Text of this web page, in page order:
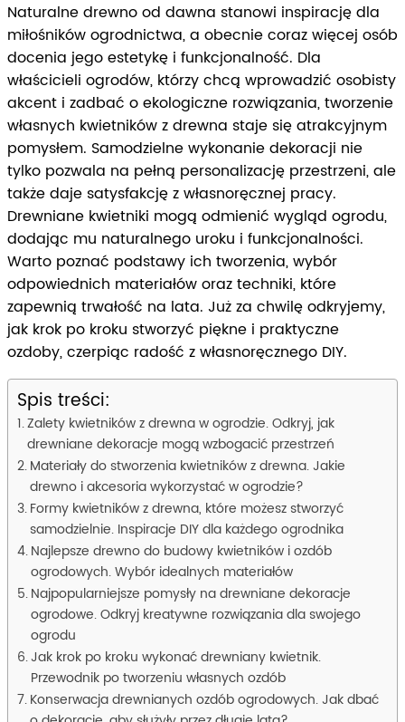
Naturalne drewno od dawna stanowi inspirację dla
miłośników ogrodnictwa, a obecnie coraz więcej osób
docenia jego estetykę i funkcjonalność. Dla
właścicieli ogrodów, którzy chcą wprowadzić osobisty
akcent i zadbać o ekologiczne rozwiązania, tworzenie
własnych kwietników z drewna staje się atrakcyjnym
pomysłem. Samodzielne wykonanie dekoracji nie
tylko pozwala na pełną personalizację przestrzeni, ale
także daje satysfakcję z własnoręcznej pracy.
Drewniane kwietniki mogą odmienić wygląd ogrodu,
dodając mu naturalnego uroku i funkcjonalności.
Warto poznać podstawy ich tworzenia, wybór
odpowiednich materiałów oraz techniki, które
zapewnią trwałość na lata. Już za chwilę odkryjemy,
jak krok po kroku stworzyć piękne i praktyczne
ozdoby, czerpiąc radość z własnoręcznego DIY.
Spis treści:
Zalety kwietników z drewna w ogrodzie. Odkryj, jak
drewniane dekoracje mogą wzbogacić przestrzeń
Materiały do stworzenia kwietników z drewna. Jakie
drewno i akcesoria wykorzystać w ogrodzie?
Formy kwietników z drewna, które możesz stworzyć
samodzielnie. Inspiracje DIY dla każdego ogrodnika
Najlepsze drewno do budowy kwietników i ozdób
ogrodowych. Wybór idealnych materiałów
Najpopularniejsze pomysły na drewniane dekoracje
ogrodowe. Odkryj kreatywne rozwiązania dla swojego
ogrodu
Jak krok po kroku wykonać drewniany kwietnik.
Przewodnik po tworzeniu własnych ozdób
Konserwacja drewnianych ozdób ogrodowych. Jak dbać